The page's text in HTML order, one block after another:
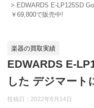
EDWARDS E-LP125SD
￥69,800で販売中!
楽器の買取実績
EDWARDS E-
した デジマート
投稿日：2022年6月14日